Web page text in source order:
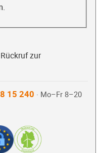
zur
15 240 · Mo–Fr 8–20